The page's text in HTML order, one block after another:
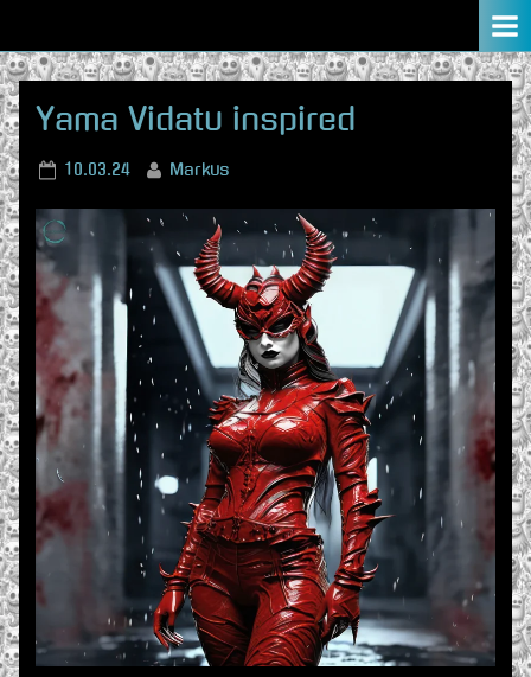
to
content
Yama Vidatu inspired
Posted
10.03.24 By
Markus